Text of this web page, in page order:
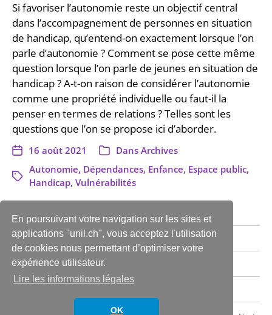
En poursuivant votre navigation sur les sites et
applications "unil.ch", vous acceptez l'utilisation
de cookies nous permettant d’optimiser votre
expérience utilisateur.
Lire les informations légales
OK
Si favoriser l’autonomie reste un objectif central
dans l’accompagnement de personnes en situation
de handicap, qu’entend-on exactement lorsque l’on
parle d’autonomie ? Comment se pose cette même
question lorsque l’on parle de jeunes en situation de
handicap ? A-t-on raison de considérer l’autonomie
comme une propriété individuelle ou faut-il la
penser en termes de relations ? Telles sont les
questions que l’on se propose ici d’aborder.
16 août 2021 Dans Archives
Autonomie, Dépendances, Enfance, Espace public,
Handicap, Vulnérabilités
Infos & Contact
News de l’ISS